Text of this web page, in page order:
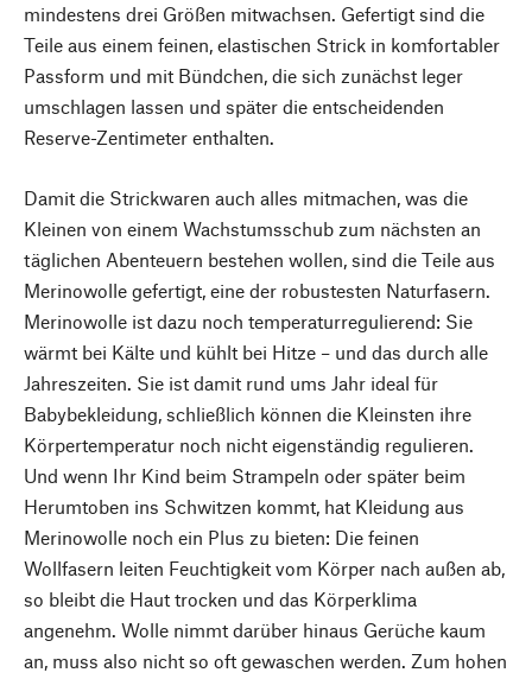
mindestens drei Größen mitwachsen. Gefertigt sind die
Teile aus einem feinen, elastischen Strick in komfortabler
Passform und mit Bündchen, die sich zunächst leger
umschlagen lassen und später die entscheidenden
Reserve-Zentimeter enthalten.
Damit die Strickwaren auch alles mitmachen, was die
Kleinen von einem Wachstumsschub zum nächsten an
täglichen Abenteuern bestehen wollen, sind die Teile aus
Merinowolle gefertigt, eine der robustesten Naturfasern.
Merinowolle ist dazu noch temperaturregulierend: Sie
wärmt bei Kälte und kühlt bei Hitze – und das durch alle
Jahreszeiten. Sie ist damit rund ums Jahr ideal für
Babybekleidung, schließlich können die Kleinsten ihre
Körpertemperatur noch nicht eigenständig regulieren.
Und wenn Ihr Kind beim Strampeln oder später beim
Herumtoben ins Schwitzen kommt, hat Kleidung aus
Merinowolle noch ein Plus zu bieten: Die feinen
Wollfasern leiten Feuchtigkeit vom Körper nach außen ab,
so bleibt die Haut trocken und das Körperklima
angenehm. Wolle nimmt darüber hinaus Gerüche kaum
an, muss also nicht so oft gewaschen werden. Zum hohen